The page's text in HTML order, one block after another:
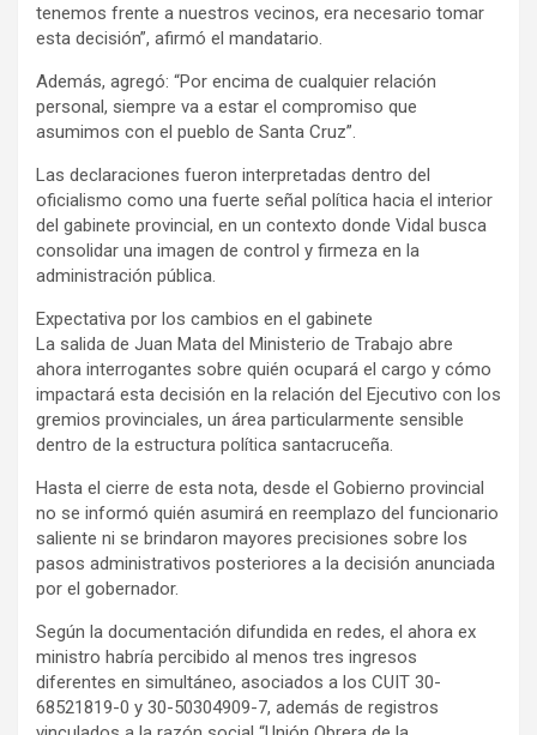
tenemos frente a nuestros vecinos, era necesario tomar
esta decisión”, afirmó el mandatario.
Además, agregó: “Por encima de cualquier relación
personal, siempre va a estar el compromiso que
asumimos con el pueblo de Santa Cruz”.
Las declaraciones fueron interpretadas dentro del
oficialismo como una fuerte señal política hacia el interior
del gabinete provincial, en un contexto donde Vidal busca
consolidar una imagen de control y firmeza en la
administración pública.
Expectativa por los cambios en el gabinete
La salida de Juan Mata del Ministerio de Trabajo abre
ahora interrogantes sobre quién ocupará el cargo y cómo
impactará esta decisión en la relación del Ejecutivo con los
gremios provinciales, un área particularmente sensible
dentro de la estructura política santacruceña.
Hasta el cierre de esta nota, desde el Gobierno provincial
no se informó quién asumirá en reemplazo del funcionario
saliente ni se brindaron mayores precisiones sobre los
pasos administrativos posteriores a la decisión anunciada
por el gobernador.
Según la documentación difundida en redes, el ahora ex
ministro habría percibido al menos tres ingresos
diferentes en simultáneo, asociados a los CUIT 30-
68521819-0 y 30-50304909-7, además de registros